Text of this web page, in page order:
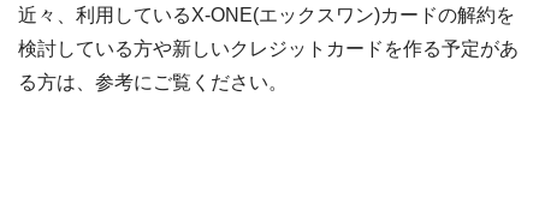
近々、利用しているX-ONE(エックスワン)カードの解約を
検討している方や新しいクレジットカードを作る予定があ
る方は、参考にご覧ください。